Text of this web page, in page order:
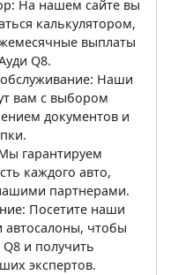
На нашем сайте вы
калькулятором,
выплаты
Q8.
Наши
вам с выбором
документов и
гарантируем
каждого авто,
партнерами.
Посетите наши
автосалоны, чтобы
и получить
экспертов.